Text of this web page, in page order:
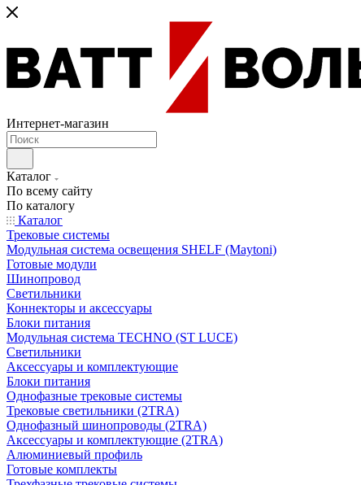
Интернет-магазин
Каталог
По всему сайту
По каталогу
Каталог
Трековые системы
Модульная система освещения SHELF (Maytoni)
Готовые модули
Шинопровод
Светильники
Коннекторы и аксессуары
Блоки питания
Модульная система TECHNO (ST LUCE)
Светильники
Аксессуары и комплектующие
Блоки питания
Однофазные трековые системы
Трековые светильники (2TRA)
Однофазный шинопроводы (2TRA)
Аксессуары и комплектующие (2TRA)
Алюминиевый профиль
Готовые комплекты